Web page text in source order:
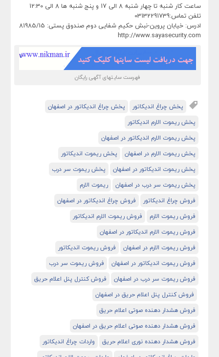
ساعت کار شنبه تا چهار شنبه 8 الی 17 و پنج شنبه ها 8 الی 12:30
تلفن تماس:03132291739
ادرس: خیابان پروین-نبش حکیم شفایی دوم صندوق پستی: 81985/15
http://www.sayasecurity.com
فهرست سایتهای آگهی رایگان
پخش چراغ اندیکاتور
پخش چراغ اندیکاتور در اصفهان
پخش ریموت الارم اندیکاتور
پخش ریموت الارم اندیکاتور در اصفهان
پخش ریموت الارم در اصفهان
پخش ریموت اندیکاتور
پخش ریموت اندیکاتور در اصفهان
پخش ریموت سر درب
پخش ریموت سر درب در اصفهان
ریموت الارم
فروش چراغ اندیکاتور
فروش چراغ اندیکاتور در اصفهان
فروش ریموت الارم
فروش ریموت الارم اندیکاتور
فروش ریموت الارم اندیکاتور در اصفهان
فروش ریموت الارم در اصفهان
فروش ریموت اندیکاتور
فروش ریموت اندیکاتور در اصفهان
فروش ریموت سر درب
فروش ریموت سر درب در اصفهان
فروش کنترل پنل اعلام حریق
فروش کنترل پنل اعلام حریق در اصفهان
فروش هشدار دهنده صوتی اعلام حریق
فروش هشدار دهنده صوتی اعلام حریق در اصفهان
فروش هشدار دهنده نوری اعلام حریق
واردات چراغ اندیکاتور